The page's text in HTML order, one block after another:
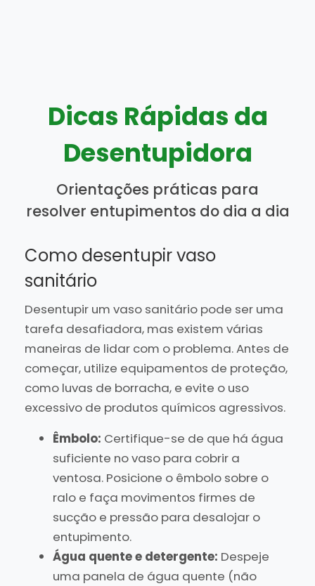
Dicas Rápidas da
Desentupidora
Orientações práticas para
resolver entupimentos do dia a dia
Como desentupir vaso
sanitário
Desentupir um vaso sanitário pode ser uma
tarefa desafiadora, mas existem várias
maneiras de lidar com o problema. Antes de
começar, utilize equipamentos de proteção,
como luvas de borracha, e evite o uso
excessivo de produtos químicos agressivos.
Êmbolo: Certifique-se de que há água
suficiente no vaso para cobrir a
ventosa. Posicione o êmbolo sobre o
ralo e faça movimentos firmes de
sucção e pressão para desalojar o
entupimento.
Água quente e detergente: Despeje
uma panela de água quente (não